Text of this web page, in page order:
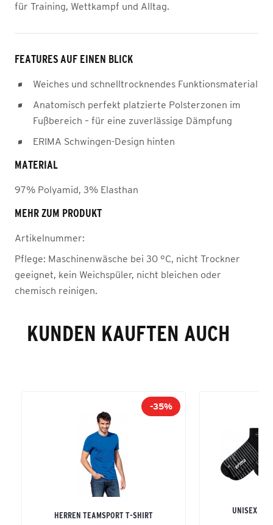
für Training, Wettkampf und Alltag.
FEATURES AUF EINEN BLICK
Weiches und schnelltrocknendes Funktionsmaterial
Anatomisch perfekt platzierte Polsterzonen im
Fußbereich – für eine zuverlässige Dämpfung
ERIMA Schwingen-Design hinten
MATERIAL
97% Polyamid, 3% Elasthan
MEHR ZUM PRODUKT
Artikelnummer:
Pflege: Maschinenwäsche bei 30 °C, nicht Trockner
geeignet, kein Weichspüler, nicht bleichen oder
chemisch reinigen.
KUNDEN KAUFTEN AUCH
-35%
HERREN TEAMSPORT T-SHIRT
UNISEX